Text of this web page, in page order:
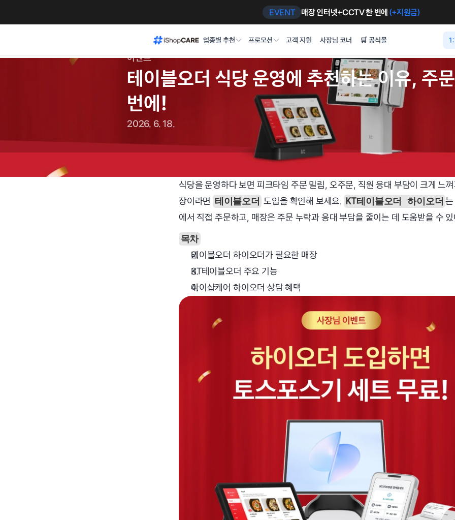
EVENT 매장 인터넷+CCTV 한 번에 (+지원금)
업종별 추천 프로모션 고객 지원 사장님 코너 🛒 공식몰
이벤트
테이블오더 식당 운영에 추천하는 이유, 주
번에!
2026. 6. 18.
식당을 운영하다 보면 피크타임 주문 밀림, 오주문, 직원 응대 부담이 크게 느
장이라면 테이블오더 도입을 확인해 보세요. KT테이블오더 하이오더
에서 직접 주문하고, 매장은 주문 누락과 응대 부담을 줄이는 데 도움받을 수
목차
테이블오더 하이오더가 필요한 매장
KT테이블오더 주요 기능
아이샵케어 하이오더 상담 혜택